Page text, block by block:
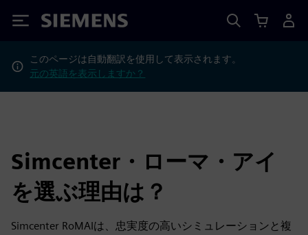
Siemens
このページは自動翻訳を使用して表示されます。
元の英語を表示しますか？
Simcenter・ローマ・アイ
を選ぶ理由は？
Simcenter RoMAIは、忠実度の高いシミュレーションと複